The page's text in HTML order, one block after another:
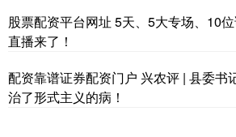
股票配资平台网址 5天、5大专场、10
直播来了！
配资靠谱证券配资门户 兴农评 | 县委书
治了形式主义的病！